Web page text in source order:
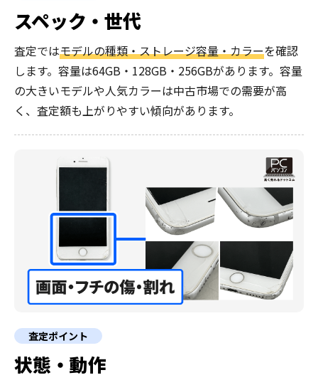
スペック・世代
査定ではモデルの種類・ストレージ容量・カラーを確認
します。容量は64GB・128GB・256GBがあります。容量
の大きいモデルや人気カラーは中古市場での需要が高
く、査定額も上がりやすい傾向があります。
査定ポイント
状態・動作